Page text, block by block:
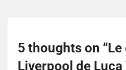
5 thoughts on “Le
Liverpool de Luca